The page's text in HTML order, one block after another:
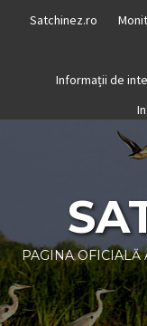
Satchinez.ro
Informații de
PAGINA